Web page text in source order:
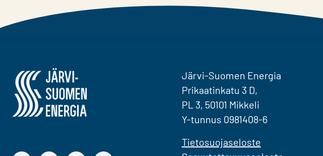
Järvi-Suomen Energia
Järvi-Suomen Energia
Prikaatinkatu 3 D,
PL 3, 50101 Mikkeli
Y-tunnus 0981408-6
Tietosuojaseloste